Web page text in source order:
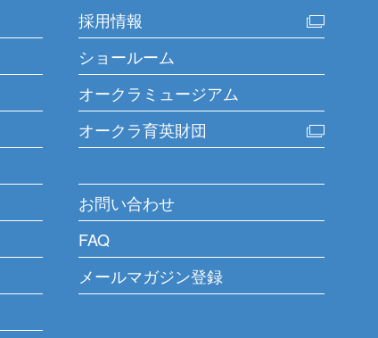
採用情報
ショールーム
オークラミュージアム
オークラ育英財団
お問い合わせ
FAQ
メールマガジン登録